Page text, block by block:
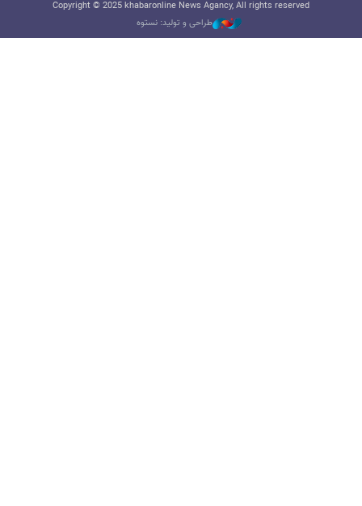
Copyright © 2025 khabaronline News Agancy, All rights reserved
طراحی و تولید: نستوه